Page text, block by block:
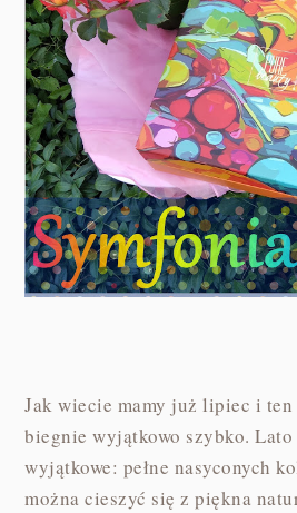
Jak wiecie mamy już lipiec i ten
biegnie wyjątkowo szybko.
wyjątkowe: pełne nasyconych
można cieszyć się z piękna